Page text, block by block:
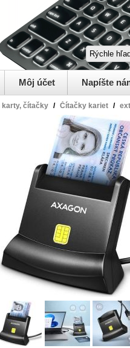
Môj účet Napíšte
karty, čítačky / Čítačky kariet /